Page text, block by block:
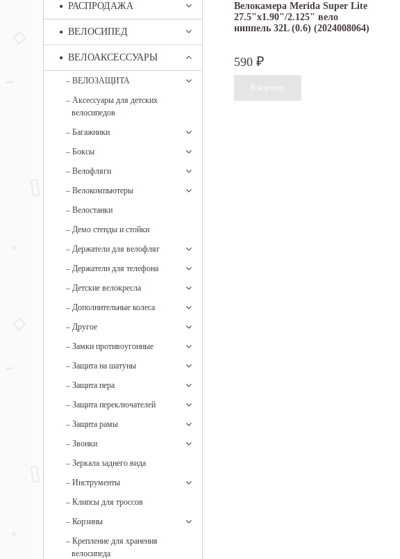
РАСПРОДАЖА
ВЕЛОСИПЕД
ВЕЛОАКСЕССУАРЫ
– ВЕЛОЗАЩИТА
– Аксессуары для детских
велосипедов
– Багажники
– Боксы
– Велофляги
– Велокомпьютеры
– Велостанки
– Демо стенды и стойки
– Держатели для велофляг
– Держатели для телефона
– Детские велокресла
– Дополнительные колеса
– Другое
– Замки противоугонные
– Защита на шатуны
– Защита пера
– Защита переключателей
– Защита рамы
– Звонки
– Зеркала заднего вида
– Инструменты
– Клипсы для троссов
– Корзины
– Крепление для хранения
велосипеда
Велокамера Merida Super Lite
27.5"x1.90"/2.125" вело
ниппель 32L (0.6) (2024008064)
590 ₽